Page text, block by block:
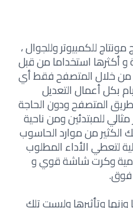
للكمبيوتر وللجوال ،
و أكثرها استخداما من قبل
من خلال المتصفح فقط أي
بكل أعمال التعديل
طريق المتصفح ودون الحاجة
مثالي للمبتدئين ومن ناحية
الكثير من موارد الحاسوب
لتعطي الأداء المطلوب
وكرت شاشة قوي و
وتأثيرها وليست تلك